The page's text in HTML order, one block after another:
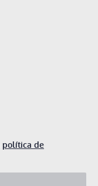
política de